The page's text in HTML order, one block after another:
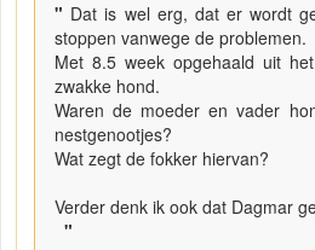
" Dat is wel erg, dat er wordt
stoppen vanwege de problemen.
Met 8.5 week opgehaald uit
zwakke hond.
Waren de moeder en vader
nestgenootjes?
Wat zegt de fokker hiervan?
Verder denk ik ook dat Dagmar
"